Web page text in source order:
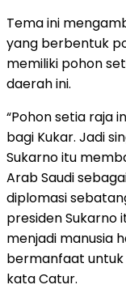
Tema ini
yang berbentuk
memiliki pohon
daerah ini.
“Pohon setia raja
bagi Kukar. Jadi
Sukarno itu
Arab Saudi
diplomasi
presiden Sukarno
menjadi manusia
bermanfaat untuk
kata Catur.